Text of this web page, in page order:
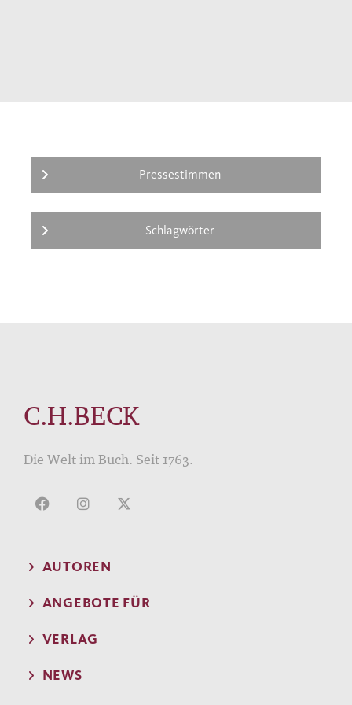
Pressestimmen
Schlagwörter
C.H.BECK
Die Welt im Buch. Seit 1763.
AUTOREN
ANGEBOTE FÜR
VERLAG
NEWS